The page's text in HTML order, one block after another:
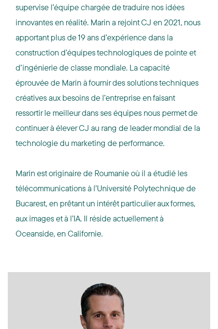
supervise l’équipe chargée de traduire nos idées
innovantes en réalité. Marin a rejoint CJ en 2021, nous
apportant plus de 19 ans d’expérience dans la
construction d’équipes technologiques de pointe et
d’ingénierie de classe mondiale. La capacité
éprouvée de Marin à fournir des solutions techniques
créatives aux besoins de l’entreprise en faisant
ressortir le meilleur dans ses équipes nous permet de
continuer à élever CJ au rang de leader mondial de la
technologie du marketing de performance.
Marin est originaire de Roumanie où il a étudié les
télécommunications à l’Université Polytechnique de
Bucarest, en prêtant un intérêt particulier aux formes,
aux images et à l’IA. Il réside actuellement à
Oceanside, en Californie.